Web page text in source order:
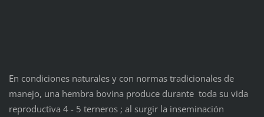
En condiciones naturales y con normas tradicionales de
manejo, una hembra bovina produce durante toda su vida
reproductiva 4 - 5 terneros ; al surgir la inseminación